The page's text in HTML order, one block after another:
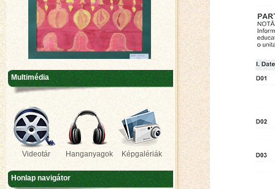
Multimédia
Videotár Hanganyagok Képgalériák
Honlap navigátor